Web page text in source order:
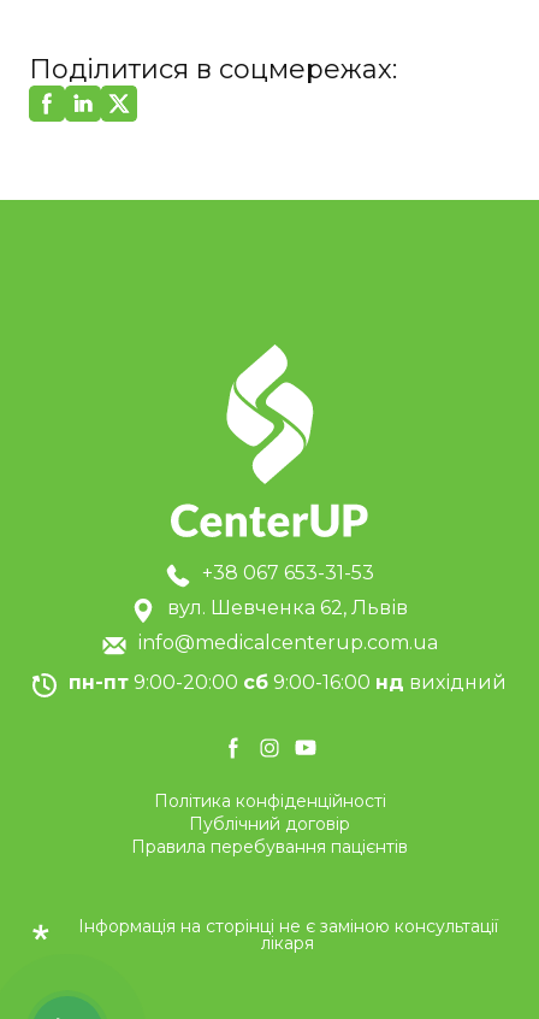
Поділитися в соцмережах:
+38 067 653-31-53
вул. Шевченка 62, Львів
info@medicalcenterup.com.ua
пн-пт 9:00-20:00 сб 9:00-16:00 нд вихідний
Політика конфіденційності
Публічний договір
Правила перебування пацієнтів
Інформація на сторінці не є заміною консультації
лікаря